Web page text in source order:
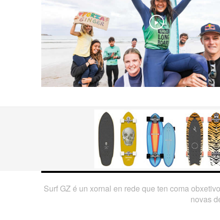
Play
Surf GZ é un xornal en rede que ten coma
novas